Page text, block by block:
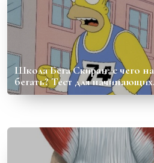
Школа Бега Скиран: с чего
бегать? Тест для начинающих.